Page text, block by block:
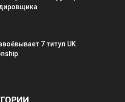
7 титул UK